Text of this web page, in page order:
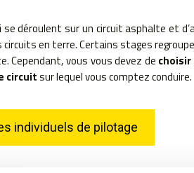
déroulent sur un circuit asphalte et
en terre. Certains stages
Cependant, vous vous devez de
circuitsur lequel vous comptez conduire.
individuels de pilotage